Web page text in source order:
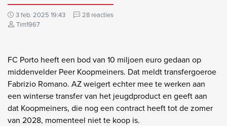
3 feb. 2025 19:43
28 reacties
Tim1967
FC Porto heeft een bod van 10 miljoen euro gedaan op
middenvelder Peer Koopmeiners. Dat meldt transfergoeroe
Fabrizio Romano. AZ weigert echter mee te werken aan
een winterse transfer van het jeugdproduct en geeft aan
dat Koopmeiners, die nog een contract heeft tot de zomer
van 2028, momenteel niet te koop is.